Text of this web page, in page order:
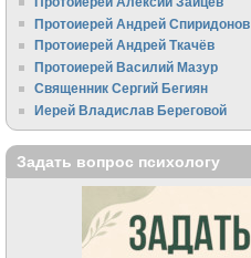
Протоиерей Андрей Спиридонов
Протоиерей Андрей Ткачёв
Протоиерей Василий Мазур
Священник Сергий Бегиян
Иерей Владислав Береговой
Задать вопрос психологу